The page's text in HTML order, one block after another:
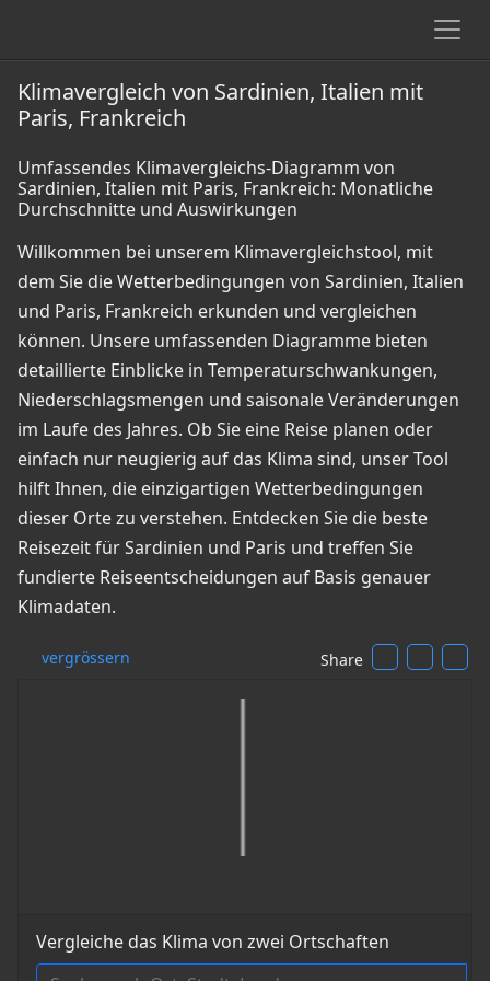
Klimavergleich von Sardinien, Italien mit
Paris, Frankreich
Umfassendes Klimavergleichs-Diagramm von
Sardinien, Italien mit Paris, Frankreich: Monatliche
Durchschnitte und Auswirkungen
Willkommen bei unserem Klimavergleichstool, mit
dem Sie die Wetterbedingungen von Sardinien, Italien
und Paris, Frankreich erkunden und vergleichen
können. Unsere umfassenden Diagramme bieten
detaillierte Einblicke in Temperaturschwankungen,
Niederschlagsmengen und saisonale Veränderungen
im Laufe des Jahres. Ob Sie eine Reise planen oder
einfach nur neugierig auf das Klima sind, unser Tool
hilft Ihnen, die einzigartigen Wetterbedingungen
dieser Orte zu verstehen. Entdecken Sie die beste
Reisezeit für Sardinien und Paris und treffen Sie
fundierte Reiseentscheidungen auf Basis genauer
Klimadaten.
vergrössern Share
Vergleiche das Klima von zwei Ortschaften